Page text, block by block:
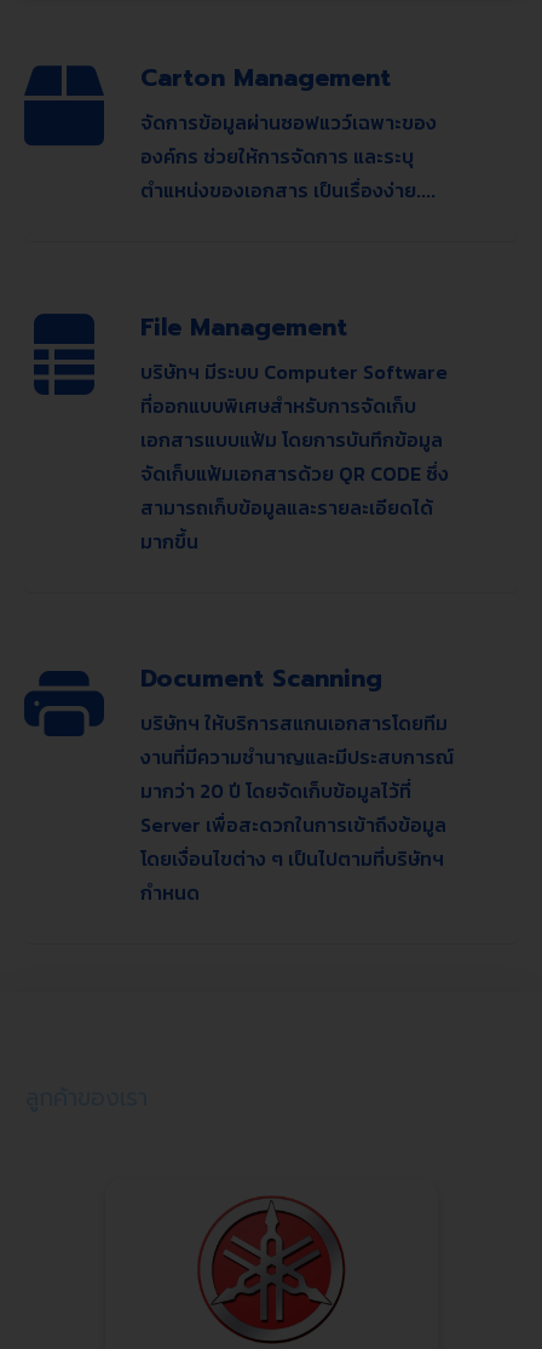
Carton Management
จัดการข้อมูลผ่านซอฟแวว์เฉพาะของ
องค์กร ช่วยให้การจัดการ และระบุ
ตำแหน่งของเอกสาร เป็นเรื่องง่าย....
File Management
บริษัทฯ มีระบบ Computer Software
ที่ออกแบบพิเศษสำหรับการจัดเก็บ
เอกสารแบบแฟ้ม โดยการบันทึกข้อมูล
จัดเก็บแฟ้มเอกสารด้วย QR CODE ซึ่ง
สามารถเก็บข้อมูลและรายละเอียดได้
มากขึ้น
Document Scanning
บริษัทฯ ให้บริการสแกนเอกสารโดยทีม
งานที่มีความชำนาญและมีประสบการณ์
มากว่า 20 ปี โดยจัดเก็บข้อมูลไว้ที่
Server เพื่อสะดวกในการเข้าถึงข้อมูล
โดยเงื่อนไขต่าง ๆ เป็นไปตามที่บริษัทฯ
กำหนด